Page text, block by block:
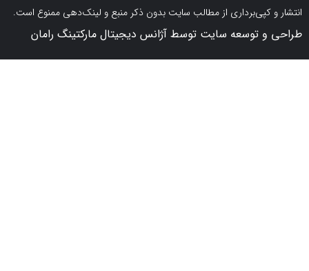
از مطالب سایت بدون ذکر منبع و لینک‌دهی ممنوع است.
سایت توسط آژانس دیجیتال مارکتینگ رامان